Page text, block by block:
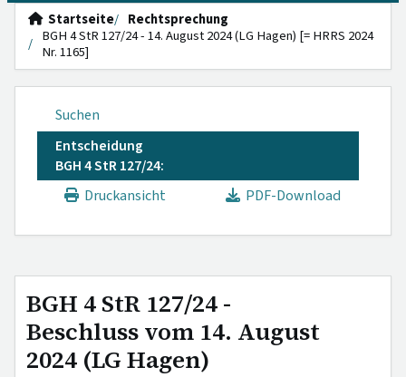
Startseite
Rechtsprechung
BGH 4 StR 127/24 - 14. August 2024 (LG Hagen) [= HRRS 2024
Nr. 1165]
Suchen
Entscheidung
BGH 4 StR 127/24:
Druckansicht
PDF-Download
BGH 4 StR 127/24 -
Beschluss vom 14. August
2024 (LG Hagen)